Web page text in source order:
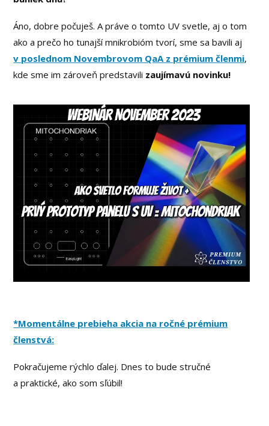
Áno, dobre počuješ. A práve o tomto UV svetle, aj o tom
ako a prečo ho tunajší mnikrobióm tvorí, sme sa bavili aj
v poslednom Novembrovom QaA z prémium členmi,
kde sme im zároveň predstavili zaujímavú novinku!
*Momentálne prebieha akcia na ročné prémium
členstvá:
Pokračujeme rýchlo ďalej. Dnes to bude stručné
a praktické, ako som sľúbil!